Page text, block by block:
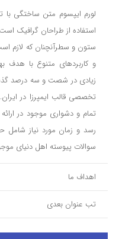
لورم ایپسوم متن ساختگی با
استفاده از طراحان گرافیک
ستون و سطرآنچنان که لازم
و کاربردهای متنوع با هدف
زیادی در شصت و سه درصد
تخصصی قالب ایمپرزا در
تمام و دشواری موجود در
رسد و زمان مورد نیاز شامل
سوالات پیوسته اهل دنیای
اهداف ما
تب عنوان بعدی